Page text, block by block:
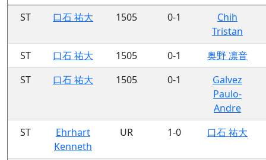
ST
口石 祐大 1505 0-1
Chih
Tristan
ST
口石 祐大 1505 0-1
奥野 凛音
ST
口石 祐大 1505 0-1
Galvez
Paulo-
Andre
ST
Ehrhart
Kenneth
UR 1-0 口石 祐大